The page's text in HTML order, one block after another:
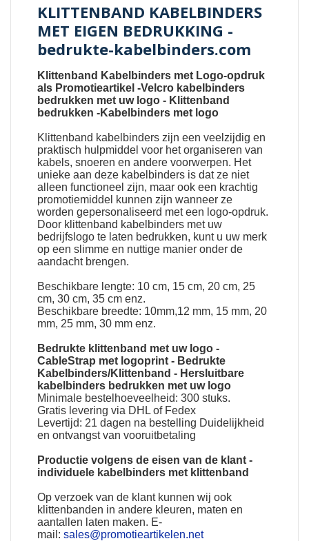
KLITTENBAND KABELBINDERS
MET EIGEN BEDRUKKING -
bedrukte-kabelbinders.com
Klittenband Kabelbinders met Logo-opdruk
als Promotieartikel -Velcro kabelbinders
bedrukken met uw logo - Klittenband
bedrukken -Kabelbinders met logo
Klittenband kabelbinders zijn een veelzijdig en
praktisch hulpmiddel voor het organiseren van
kabels, snoeren en andere voorwerpen. Het
unieke aan deze kabelbinders is dat ze niet
alleen functioneel zijn, maar ook een krachtig
promotiemiddel kunnen zijn wanneer ze
worden gepersonaliseerd met een logo-opdruk.
Door klittenband kabelbinders met uw
bedrijfslogo te laten bedrukken, kunt u uw merk
op een slimme en nuttige manier onder de
aandacht brengen.
Beschikbare lengte: 10 cm, 15 cm, 20 cm, 25
cm, 30 cm, 35 cm enz.
Beschikbare breedte: 10mm,12 mm, 15 mm, 20
mm, 25 mm, 30 mm enz.
Bedrukte klittenband met uw logo -
CableStrap met logoprint - Bedrukte
Kabelbinders/Klittenband - Hersluitbare
kabelbinders bedrukken met uw logo
Minimale bestelhoeveelheid: 300 stuks.
Gratis levering via DHL of Fedex
Levertijd: 21 dagen na bestelling Duidelijkheid
en ontvangst van vooruitbetaling
Productie volgens de eisen van de klant -
individuele kabelbinders met klittenband
Op verzoek van de klant kunnen wij ook
klittenbanden in andere kleuren, maten en
aantallen laten maken. E-
mail:sales@promotieartikelen.net